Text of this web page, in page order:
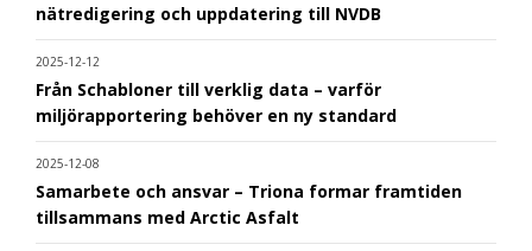
nätredigering och uppdatering till NVDB
2025-12-12
Från Schabloner till verklig data – varför
miljörapportering behöver en ny standard
2025-12-08
Samarbete och ansvar – Triona formar framtiden
tillsammans med Arctic Asfalt